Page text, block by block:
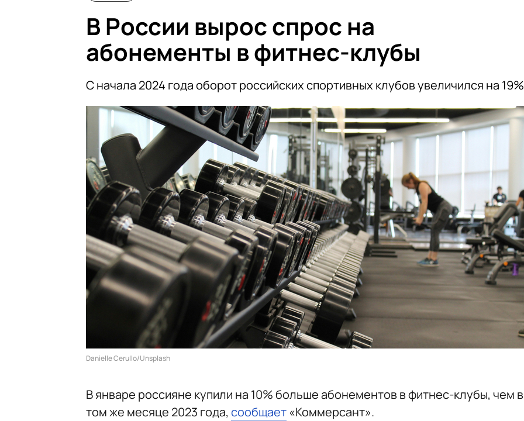
В России вырос спрос на
абонементы в фитнес-клубы
С начала 2024 года оборот российских спортивных клубов увеличился на 19%
Danielle Cerullo/Unsplash
В январе россияне купили на 10% больше абонементов в фитнес-клубы, чем в
том же месяце 2023 года, сообщает«Коммерсант».